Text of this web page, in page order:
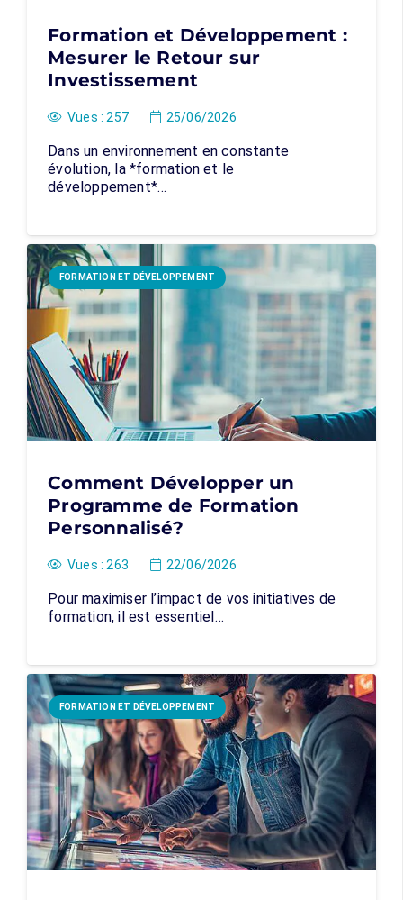
Formation et Développement :
Mesurer le Retour sur
Investissement
Vues : 257 25/06/2026
Dans un environnement en constante
évolution, la *formation et le
développement*…
FORMATION ET DÉVELOPPEMENT
Comment Développer un
Programme de Formation
Personnalisé?
Vues : 263 22/06/2026
Pour maximiser l’impact de vos initiatives de
formation, il est essentiel…
FORMATION ET DÉVELOPPEMENT